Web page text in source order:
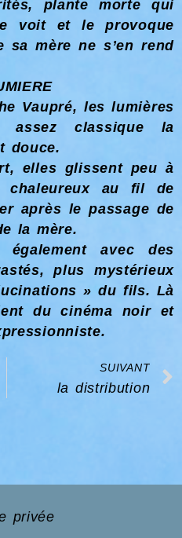
plante morte qui
voit et le provoque
sa mère ne s’en rend
Vaupré, les lumières
assez classique la
douce.
elles glissent peu à
chaleureux au fil de
après le passage de
la mère.
avec des
plus mystérieux
» du fils. Là
du cinéma noir et
SUIVANT
la distribution
privée